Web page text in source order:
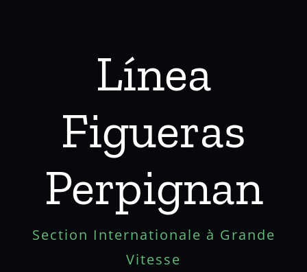
Línea
Figueras
Perpignan
Section Internationale à Grande
Vitesse